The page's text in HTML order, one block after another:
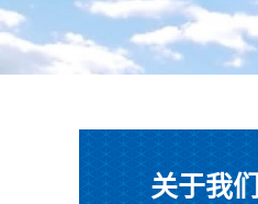
关于我们